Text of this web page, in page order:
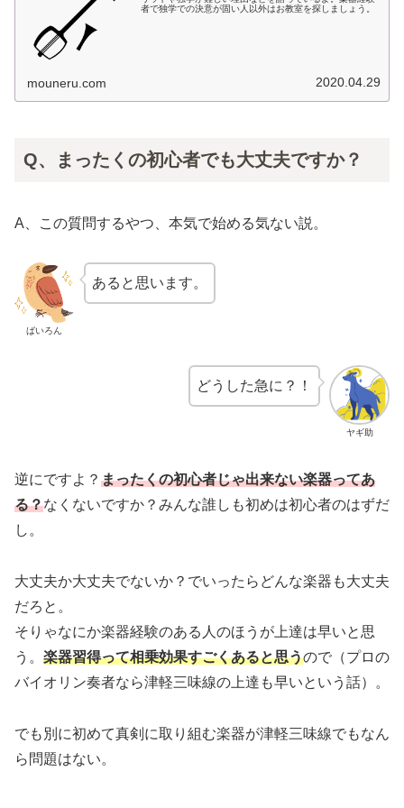
者で独学での決意が固い人以外はお教室を探しましょう。
mouneru.com 2020.04.29
Q、まったくの初心者でも大丈夫ですか？
A、この質問するやつ、本気で始める気ない説。
ばいろん
あると思います。
ヤギ助
どうした急に？！
逆にですよ？ まったくの初心者じゃ出来ない楽器ってあ
る？なくないですか？みんな誰しも初めは初心者のはずだ
し。
大丈夫か大丈夫でないか？でいったらどんな楽器も大丈夫
だろと。
そりゃなにか楽器経験のある人のほうが上達は早いと思
う。 楽器習得って相乗効果すごくあると思うので（プロの
バイオリン奏者なら津軽三味線の上達も早いという話）。
でも別に初めて真剣に取り組む楽器が津軽三味線でもなん
ら問題はない。